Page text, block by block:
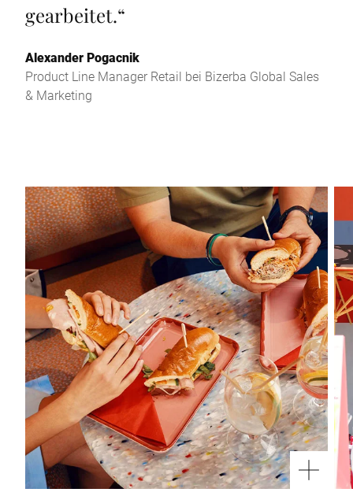
gearbeitet.“
Alexander Pogacnik
Product Line Manager Retail bei Bizerba Global Sales
& Marketing